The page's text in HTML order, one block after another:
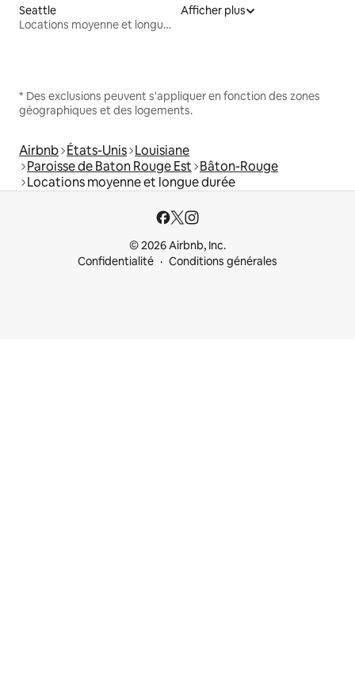
Seattle
Locations moyenne et longue durée
Afficher plus
* Des exclusions peuvent s'appliquer en fonction des zones
géographiques et des logements.
Airbnb États-Unis Louisiane
Paroisse de Baton Rouge Est Bâton-Rouge
Locations moyenne et longue durée
© 2026 Airbnb, Inc.
Confidentialité
Conditions générales